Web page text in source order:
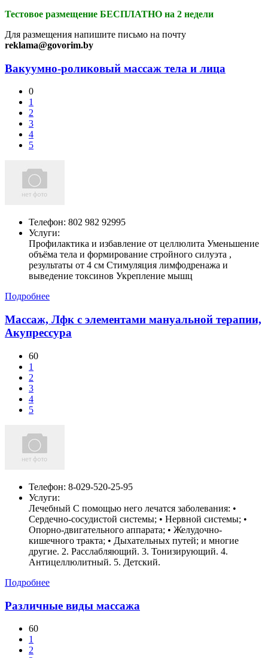
Тестовое размещение БЕСПЛАТНО на 2 недели
Для размещения напишите письмо на почту
reklama@govorim.by
Вакуумно-роликовый массаж тела и лица
0
1
2
3
4
5
Телефон: 802 982 92995
Услуги:
Профилактика и избавление от целлюлита Уменьшение
объёма тела и формирование стройного силуэта ,
результаты от 4 см Стимуляция лимфодренажа и
выведение токсинов Укрепление мышц
Подробнее
Массаж, Лфк с элементами мануальной терапии,
Акупрессура
60
1
2
3
4
5
Телефон: 8-029-520-25-95
Услуги:
Лечебный С помощью него лечатся заболевания: •
Сердечно-сосудистой системы; • Нервной системы; •
Опорно-двигательного аппарата; • Желудочно-
кишечного тракта; • Дыхательных путей; и многие
другие. 2. Расслабляющий. 3. Тонизирующий. 4.
Антицеллюлитный. 5. Детский.
Подробнее
Различные виды массажа
60
1
2